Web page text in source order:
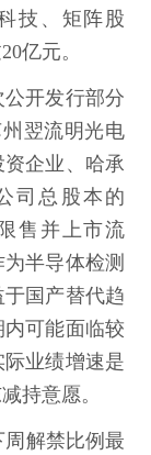
技、矩阵股
亿元。
开发行部分
翌流明光电
企业、哈承
司总股本的
售并上市流
半导体检测
国产替代趋
可能面临较
业绩增速是
持意愿。
周解禁比例最